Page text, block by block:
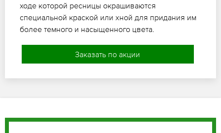
ходе которой ресницы окрашиваются
специальной краской или хной для придания им
более темного и насыщенного цвета.
Заказать по акции